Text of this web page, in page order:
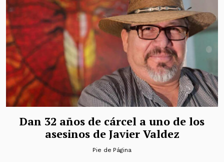
Dan 32 años de cárcel a uno de los
asesinos de Javier Valdez
Pie de Página